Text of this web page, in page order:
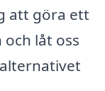
att göra ett
låt oss